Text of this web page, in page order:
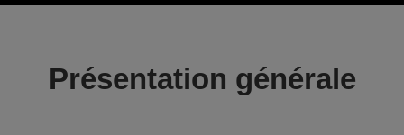
Présentation générale